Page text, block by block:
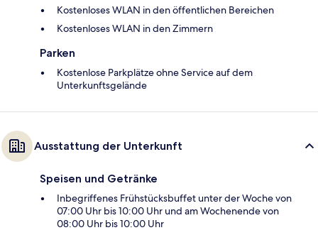
Kostenloses WLAN in den öffentlichen Bereichen
Kostenloses WLAN in den Zimmern
Parken
Kostenlose Parkplätze ohne Service auf dem
Unterkunftsgelände
Ausstattung der Unterkunft
Speisen und Getränke
Inbegriffenes Frühstücksbuffet unter der Woche von
07:00 Uhr bis 10:00 Uhr und am Wochenende von
08:00 Uhr bis 10:00 Uhr